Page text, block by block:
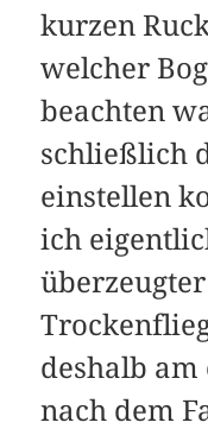
kurzen
welcher
beachten
schließlich
einstellen
ich
überzeugter
deshalb am
nach dem